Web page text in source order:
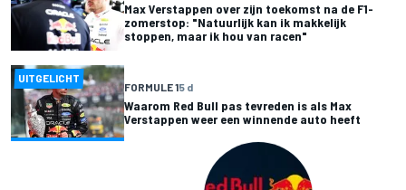
Max Verstappen over zijn toekomst na de F1-
zomerstop: "Natuurlijk kan ik makkelijk
stoppen, maar ik hou van racen"
UITGELICHT
FORMULE 15 d
Waarom Red Bull pas tevreden is als Max
Verstappen weer een winnende auto heeft